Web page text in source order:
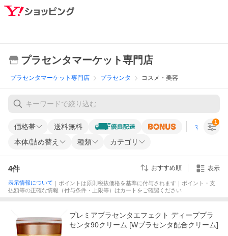
プラセンタマーケット専門店
プラセンタマーケット専門店 プラセンタ コスメ・美容
価格帯 送料無料 すべての条
本体/詰め替え 種類 カテゴリ
1
4件 おすすめ順 表示
表示情報について ｜ポイントは原則税抜価格を基準に付与されます｜ポイント・支
払額等の正確な情報（付与条件・上限等）はカートをご確認ください
プレミアプラセンタエフェクト ディーププラ
センタ90クリーム [Wプラセンタ配合クリーム]